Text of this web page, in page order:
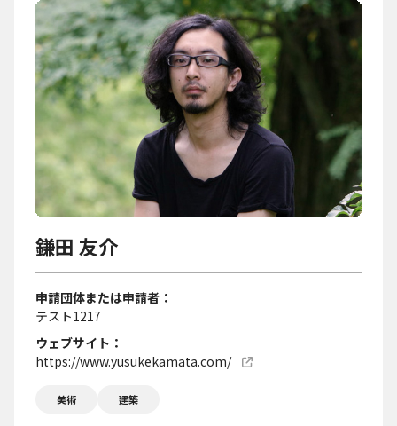
鎌田 友介
申請団体または申請者
テスト1217
ウェブサイト
https://www.yusukekamata.com/
美術 建築